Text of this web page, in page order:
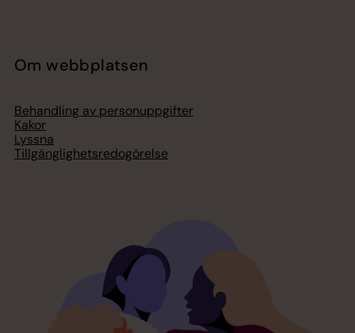
Om webbplatsen
Behandling av personuppgifter
Kakor
Lyssna
Tillgänglighetsredogörelse